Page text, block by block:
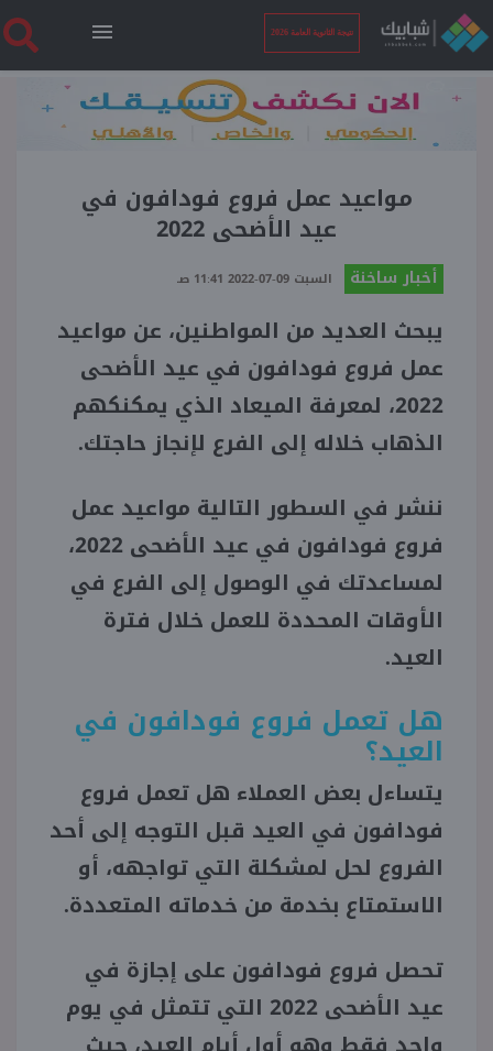
نتيجة الثانوية العامة 2026
الرئيسية
نتيجة الثانوية العامة 2026
فنجان قهوة
بوابة الطلبة
منوعات
مواعيد عمل فروع فودافون في
عيد الأضحى 2022
أخبار ساخنة السبت 09-07-2022 11:41 صـ
يبحث العديد من المواطنين، عن مواعيد
عمل فروع فودافون في عيد الأضحى
2022، لمعرفة الميعاد الذي يمكنكهم
الذهاب خلاله إلى الفرع لإنجاز حاجتك.
ننشر في السطور التالية مواعيد عمل
فروع فودافون في عيد الأضحى 2022،
لمساعدتك في الوصول إلى الفرع في
الأوقات المحددة للعمل خلال فترة
العيد.
هل تعمل فروع فودافون في
العيد؟
يتساءل بعض العملاء هل تعمل فروع
فودافون في العيد قبل التوجه إلى أحد
الفروع لحل لمشكلة التي تواجهه، أو
الاستمتاع بخدمة من خدماته المتعددة.
تحصل فروع فودافون على إجازة في
عيد الأضحى 2022 التي تتمثل في يوم